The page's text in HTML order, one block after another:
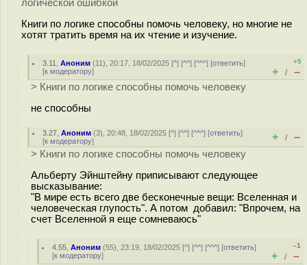
логической ошибкой
Книги по логике способны помочь человеку, но многие не
хотят тратить время на их чтение и изучение.
3.11 ,Аноним (11), 20:17, 18/02/2025 [^] [^^] [^^^] [ответить]
[к модератору]
+5
+ / –
> Книги по логике способны помочь человеку
не способны
3.27 ,Аноним (3), 20:48, 18/02/2025 [^] [^^] [^^^] [ответить]
[к модератору] + / –
> Книги по логике способны помочь человеку
Альберту Эйнштейну приписывают следующее
высказывание:
"В мире есть всего две бесконечные вещи: Вселенная и
человеческая глупость". А потом добавил: "Впрочем, на
счет Вселенной я еще сомневаюсь"
4.55 ,Аноним (55), 23:19, 18/02/2025 [^] [^^] [^^^] [ответить]
[к модератору]
–1
+ / –